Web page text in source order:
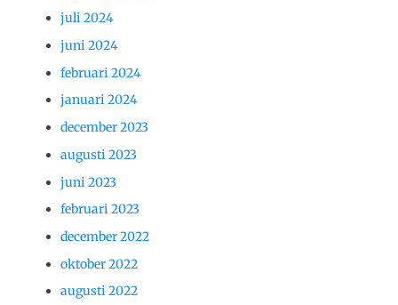
juli 2024
juni 2024
februari 2024
januari 2024
december 2023
augusti 2023
juni 2023
februari 2023
december 2022
oktober 2022
augusti 2022